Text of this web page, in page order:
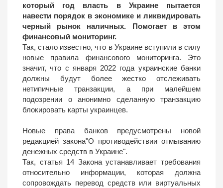
который год власть в Украине пытается
навести порядок в экономике и ликвидировать
черный рынок наличных. Помогает в этом
финансовый мониторинг.
Так, стало известно, что в Украине вступили в силу
новые правила финансового мониторинга. Это
значит, что с января 2022 года украинские банки
должны будут более жестко отслеживать
нетипичные транзакции, а при малейшем
подозрении о анонимно сделанную транзакцию
блокировать карты украинцев.
Новые права банков предусмотрены новой
редакцией закона"О противодействии отмыванию
денежных средств в Украине".
Так, статья 14 Закона устанавливает требования
относительно информации, которая должна
сопровождать перевод средств или виртуальных